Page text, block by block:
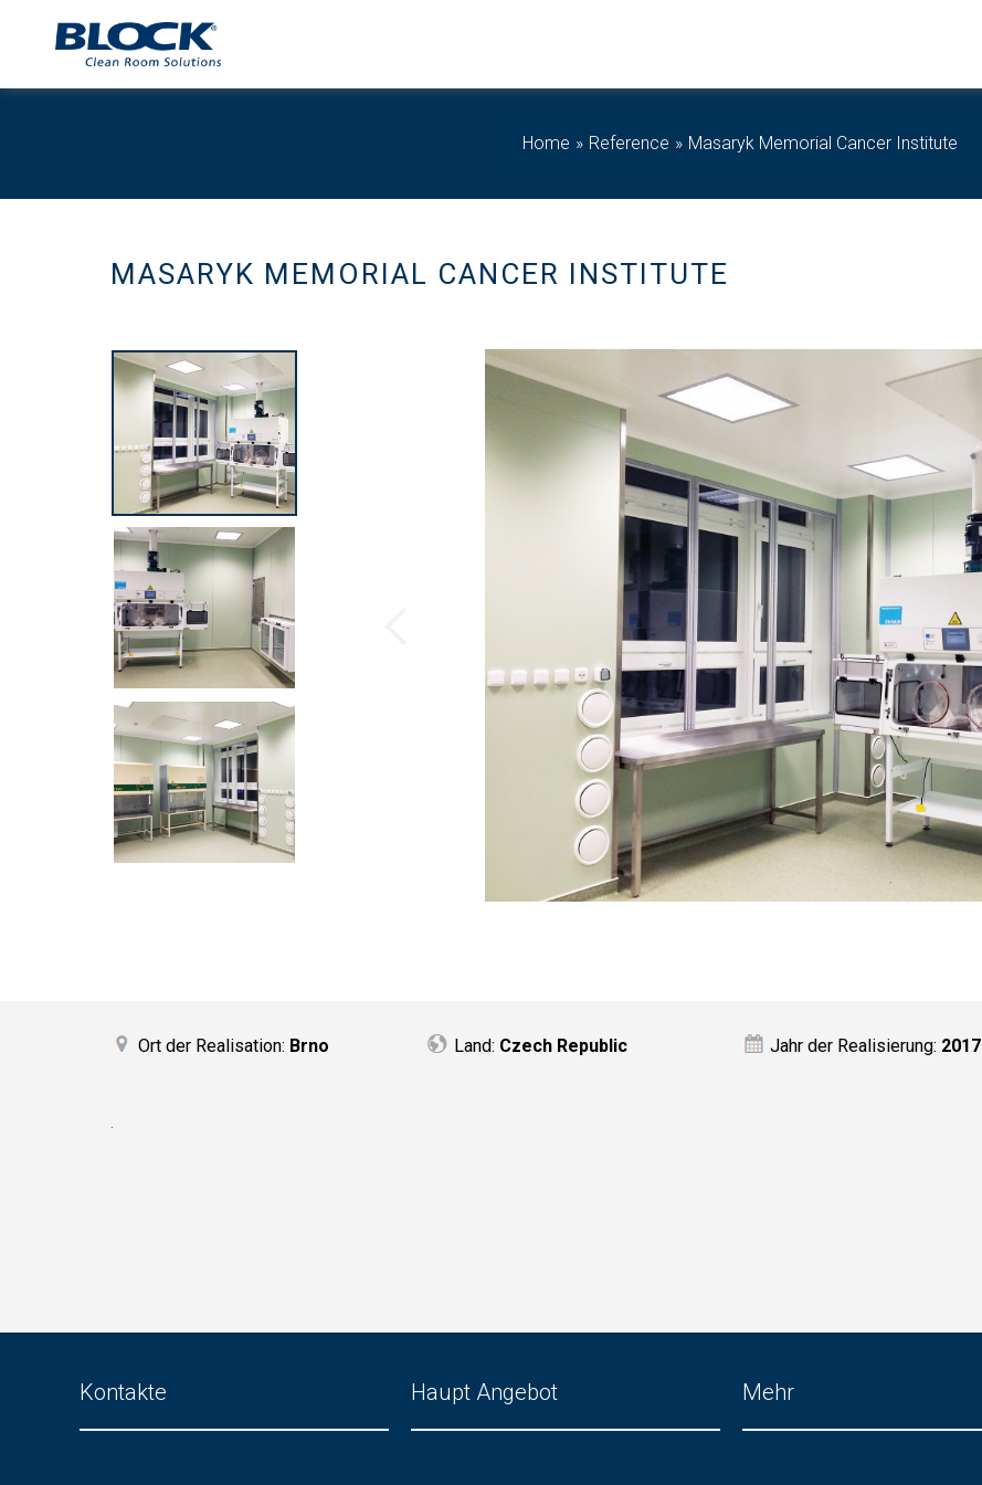
Home Reference Masaryk Memorial Cancer Institute
MASARYK MEMORIAL CANCER INSTITUTE
Ort der Realisation: Brno Land: Czech Republic Jahr der Realisierung: 2017
.
Kontakte Haupt Angebot Mehr